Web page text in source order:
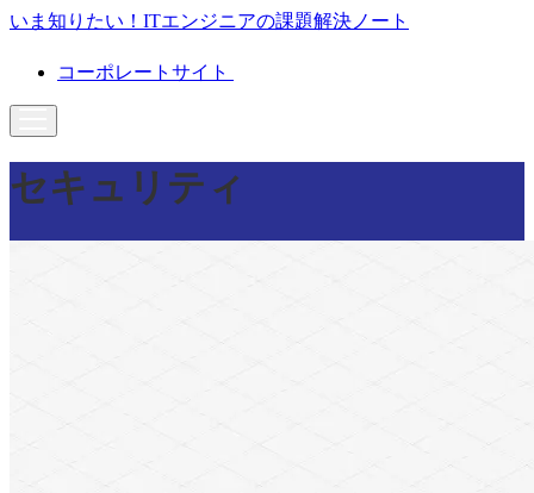
いま知りたい！ITエンジニアの課題解決ノート
コーポレートサイト
セキュリティ